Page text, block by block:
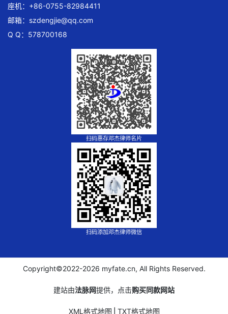
座机：+86-0755-82984411
邮箱： szdengjie@qq.com
Q Q：578700168
扫码惠存邓杰律师名片
扫码添加邓杰律师微信
Copyright©2022-2026 myfate.cn, All Rights Reserved.
建站由法脉网提供，点击购买同款网站
XML格式地图 TXT格式地图